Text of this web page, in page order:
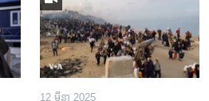
12 មីនា 2025